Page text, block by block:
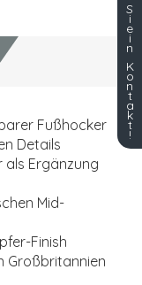
Fußhocker
Details
als Ergänzung
Mid-
Finish
Großbritannien
S
i
e
i
n
K
o
n
t
a
k
t
!